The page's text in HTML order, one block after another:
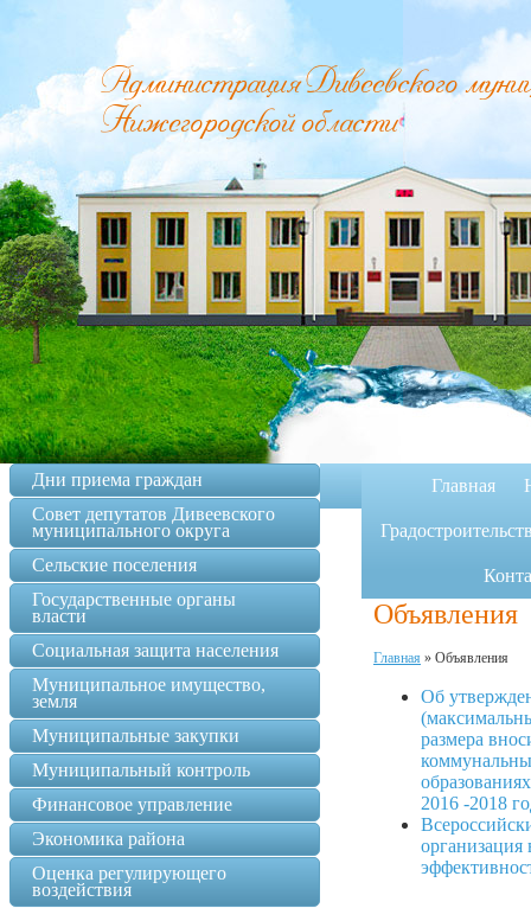
Главная
Объявления
Главная » Объявления
Об
размера
2016 -2018
организация
Дни приема граждан
Совет депутатов Дивеевского
муниципального округа
Сельские поселения
Государственные органы
власти
Социальная защита населения
Муниципальное имущество,
земля
Муниципальные закупки
Муниципальный контроль
Финансовое управление
Экономика района
Оценка регулирующего
воздействия
Администрация Дивеевского
Нижегородской области